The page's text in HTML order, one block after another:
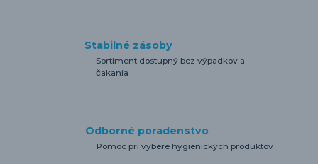
Stabilné zásoby
Sortiment dostupný bez výpadkov a
čakania
Odborné poradenstvo
Pomoc pri výbere hygienických produktov